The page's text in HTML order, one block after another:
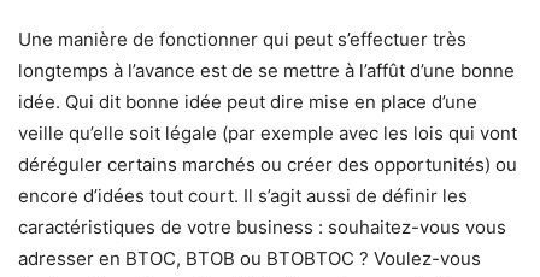
Une manière de fonctionner qui peut s’effectuer très
longtemps à l’avance est de se mettre à l’affût d’une bonne
idée. Qui dit bonne idée peut dire mise en place d’une
veille qu’elle soit légale (par exemple avec les lois qui vont
déréguler certains marchés ou créer des opportunités) ou
encore d’idées tout court. Il s’agit aussi de définir les
caractéristiques de votre business : souhaitez-vous vous
adresser en BTOC, BTOB ou BTOBTOC ? Voulez-vous